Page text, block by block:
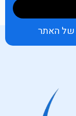
של האתר